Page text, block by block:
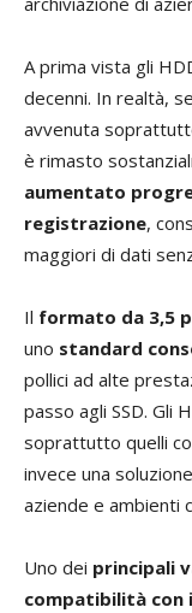
A prima vista gli
decenni. In realtà,
avvenuta
è rimasto
aumentato
registrazione,
maggiori di dati
Il formato da 3,5
uno standard
pollici ad alte
passo agli SSD. Gli
soprattutto quelli
invece una
aziende e ambienti
Uno dei principali
compatibilità con